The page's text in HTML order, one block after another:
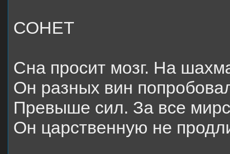
СОНЕТ
Сна просит мозг. На
Он разных вин
Превыше сил. За все
Он царственную не